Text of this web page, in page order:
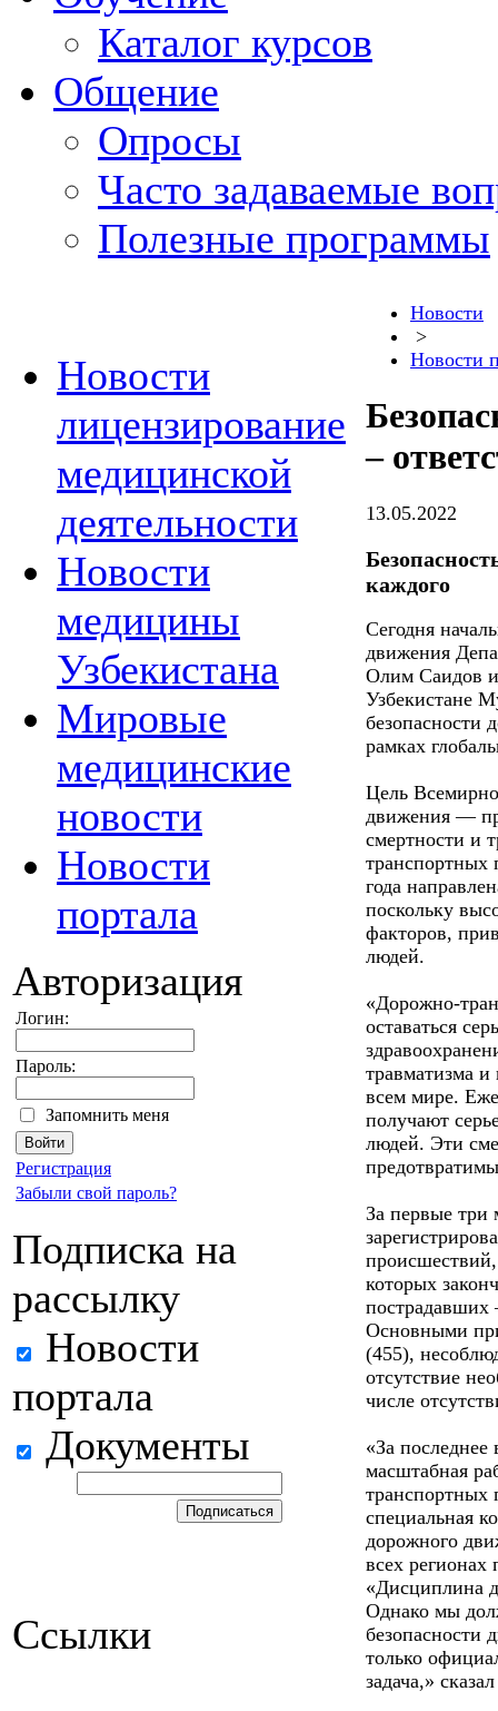
Каталог курсов
Общение
Опросы
Часто задаваемые
Полезные программы
Новости
лицензирование
медицинской
деятельности
Новости
медицины
Узбекистана
Мировые
медицинские
новости
Новости
портала
Авторизация
Логин:
Пароль:
Запомнить меня
Регистрация
Забыли свой пароль?
Подписка на
рассылку
Новости
портала
Документы
Ссылки
Новости
>
Новости
–
13.05.2022
каждого
Сегодня
движения
Олим Саидов
Узбекистане
безопасности
рамках
Цель
движения —
смертности и
транспортных
года
поскольку
факторов,
людей.
«Дорожно-
оставаться
травматизма
всем мире.
получают
людей. Эти
За первые три
которых
пострадавших
Основными
(455),
отсутствие
числе
«За последнее
масштабная
транспортных
специальная
дорожного
всех регионах
«Дисциплина
Однако мы
безопасности
только
задача,»